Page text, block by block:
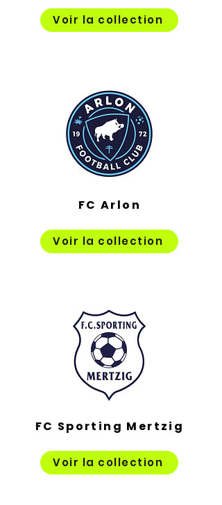
Voir la collection
FC Arlon
Voir la collection
FC Sporting Mertzig
Voir la collection